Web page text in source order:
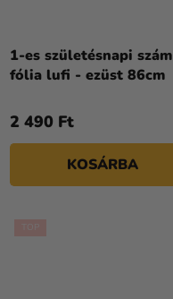
1-es születésnapi szám
fólia lufi - ezüst 86cm
2 490 Ft
KOSÁRBA